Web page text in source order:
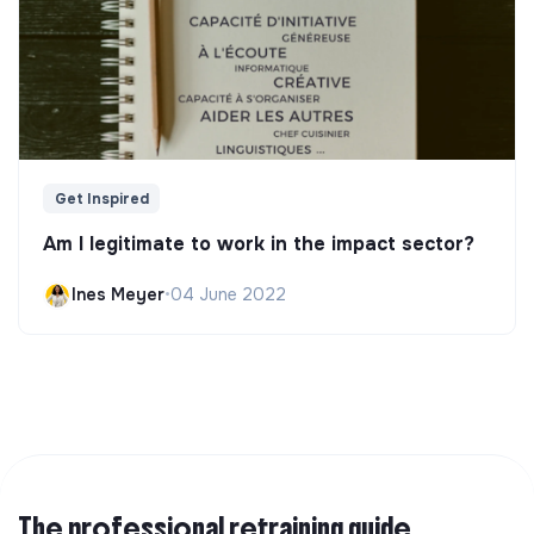
Get Inspired
Am I legitimate to work in the impact sector?
Ines Meyer•04 June 2022